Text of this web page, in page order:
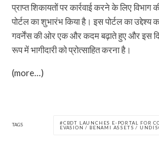
प्राप्त शिकायतों पर कार्रवाई करने के लिए
पोर्टल का शुभारंभ किया है। इस पोर्टल का उद्देश्य
गवर्नेंस की ओर एक और कदम बढ़ाते हुए और इस
रूप में भागीदारी को प्रोत्साहित करना है।
(more…)
TAGS
CBDT LAUNCHES E-PORTAL FOR
EVASION / BENAMI ASSETS /